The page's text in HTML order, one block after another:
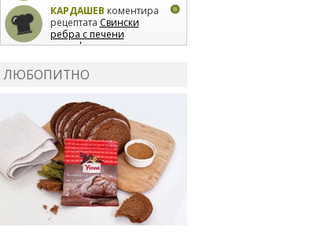
КАРДАШЕВ коментира
рецептата Свински
ребра с печени
картофи
лимон
коментира рецептата
Киноа със зеленчуци
ЛЮБОПИТНО